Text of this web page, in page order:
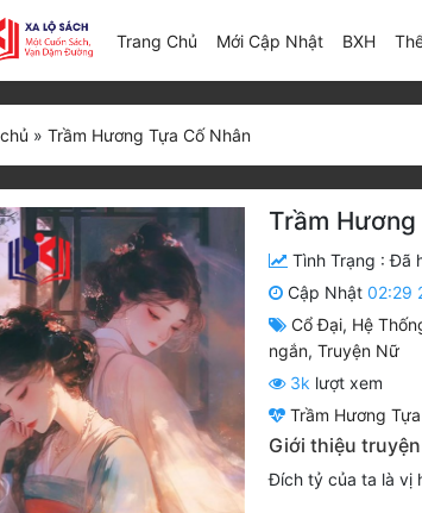
Trang Chủ Mới Cập Nhật(current)
BXH
» Trầm Hương Tựa Cố Nhân
Trầm
Tình Trạng :Đã
Cập Nhật 02:29
Cổ Đại, Hệ
ngắn, Truyện Nữ
3k lượt xem
Trầm Hương
Giới thiệu
Đích tỷ của ta là vị